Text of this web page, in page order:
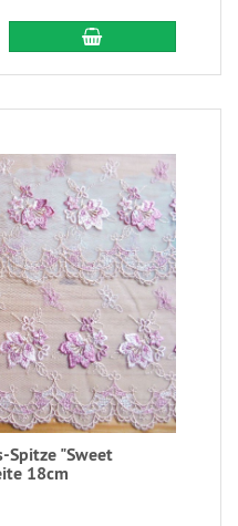
Spitze "Sweet
18cm